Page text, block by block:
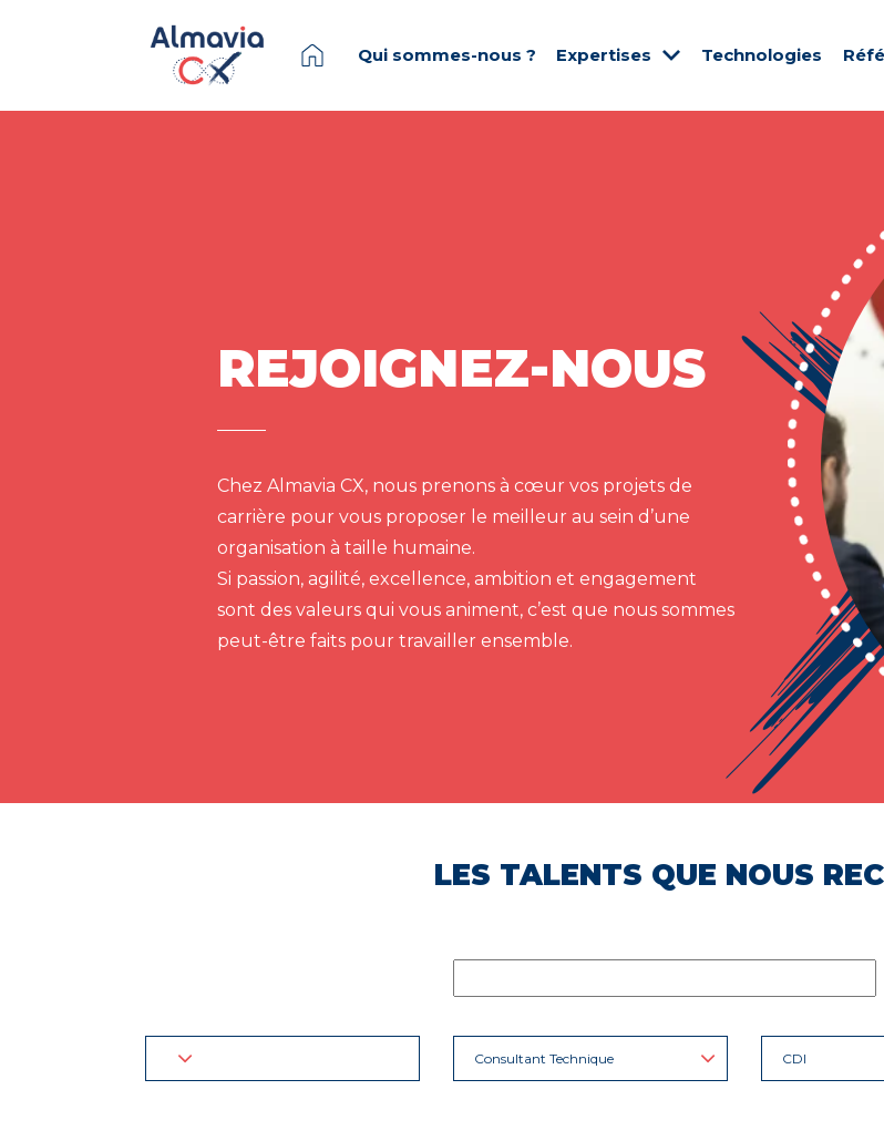
Qui sommes-nous ? Expertises Technologies
REJOIGNEZ-NOUS
Chez Almavia CX, nous prenons à cœur vos projets de
carrière pour vous proposer le meilleur au sein d’une
organisation à taille humaine.
Si passion, agilité, excellence, ambition et engagement
sont des valeurs qui vous animent, c’est que nous sommes
peut-être faits pour travailler ensemble.
LES TALENTS QUE NOUS
Consultant Technique CDI